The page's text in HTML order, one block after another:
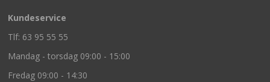
Kundeservice
Tlf: 63 95 55 55
Mandag - torsdag 09:00 - 15:00
Fredag 09:00 - 14:30